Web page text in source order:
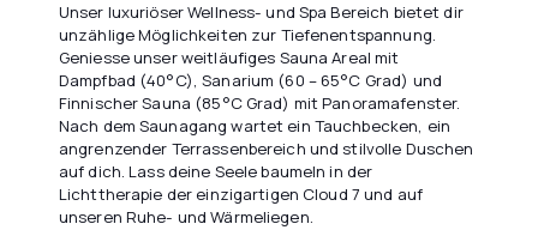
Unser luxuriöser Wellness- und Spa Bereich bietet dir
unzählige Möglichkeiten zur Tiefenentspannung.
Geniesse unser weitläufiges Sauna Areal mit
Dampfbad (40°C), Sanarium (60 – 65°C Grad) und
Finnischer Sauna (85°C Grad) mit Panoramafenster.
Nach dem Saunagang wartet ein Tauchbecken, ein
angrenzender Terrassenbereich und stilvolle Duschen
auf dich. Lass deine Seele baumeln in der
Lichttherapie der einzigartigen Cloud 7 und auf
unseren Ruhe- und Wärmeliegen.